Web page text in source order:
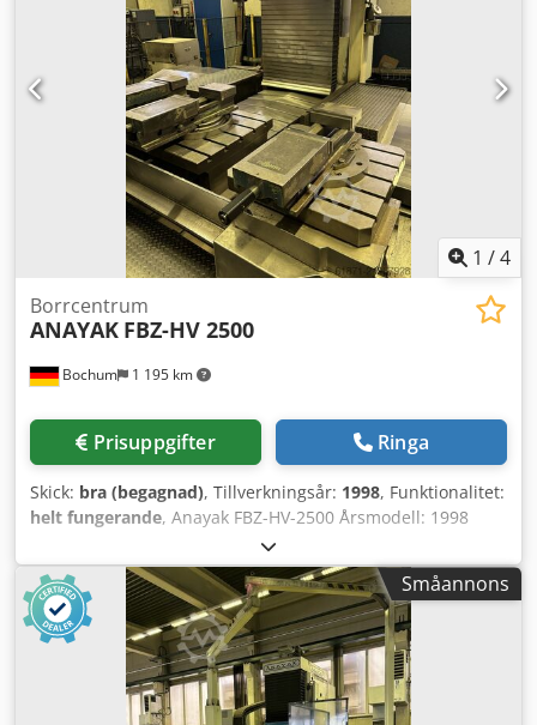
Heidenhain Codpfjy R Dnaox Ag Ujha Drifttimmar
Styrsystemets påslagningstid: 106 253 h Maskinens
påslagningstid: 93 170 h Programkörtid: 41 859 h
1 /4
Bochum 1 195 km
Borrcentrum
ANAYAK FBZ-HV 2500
Prisuppgifter Ringa
Skick: bra (begagnad), Tillverkningsår: 1998, Funktionalitet:
helt fungerande, Anayak FBZ-HV-2500 Årsmodell: 1998
Maskinnummer: M-980610 Styrsystem: Heidenhain TNC
426 Rörelse X/Y/Z: 2500/900/975 Chsdpfx Asy Tqb Eog Uoa
Småannons